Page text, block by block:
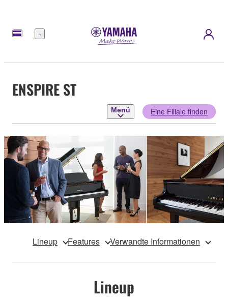
Menü
ENSPIRE ST
Menü Eine Filiale finden
Lineup Features Verwandte Informationen
Lineup